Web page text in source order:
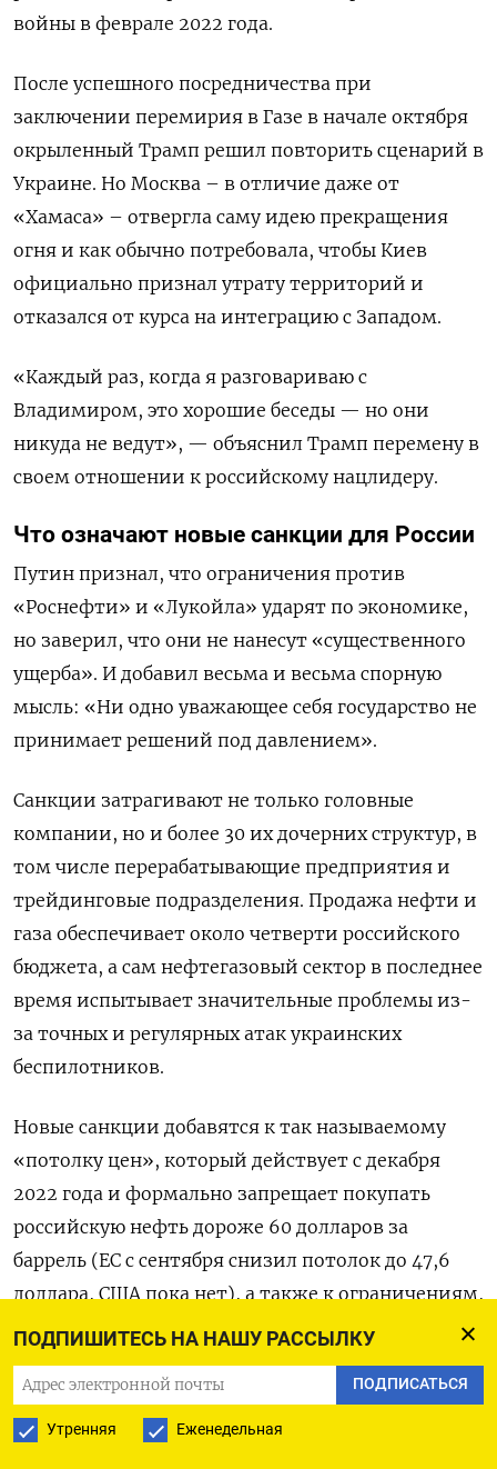
ПОДПИШИТЕСЬ НА НАШУ РАССЫЛКУ
ПОДПИСАТЬСЯ
Утренняя Еженедельная
войны в феврале 2022 года.
После успешного посредничества при
заключении перемирия в Газе в начале октября
окрыленный Трамп решил повторить сценарий в
Украине. Но Москва – в отличие даже от
«Хамаса» – отвергла саму идею прекращения
огня и как обычно потребовала, чтобы Киев
официально признал утрату территорий и
отказался от курса на интеграцию с Западом.
«Каждый раз, когда я разговариваю с
Владимиром, это хорошие беседы — но они
никуда не ведут», — объяснил Трамп перемену в
своем отношении к российскому нацлидеру.
Что означают новые санкции для России
Путин признал, что ограничения против
«Роснефти» и «Лукойла» ударят по экономике,
но заверил, что они не нанесут «существенного
ущерба». И добавил весьма и весьма спорную
мысль: «Ни одно уважающее себя государство не
принимает решений под давлением».
Санкции затрагивают не только головные
компании, но и более 30 их дочерних структур, в
том числе перерабатывающие предприятия и
трейдинговые подразделения. Продажа нефти и
газа обеспечивает около четверти российского
бюджета, а сам нефтегазовый сектор в последнее
время испытывает значительные проблемы из-
за точных и регулярных атак украинских
беспилотников.
Новые санкции добавятся к так называемому
«потолку цен», который действует с декабря
2022 года и формально запрещает покупать
российскую нефть дороже 60 долларов за
баррель (ЕС с сентября снизил потолок до 47,6
доллара, США пока нет), а также к ограничениям,
введенным против так называемого «теневого
танкерного флота» — судов с неясной
регистрацией, которые перевозят российскую
нефть в обход санкций.